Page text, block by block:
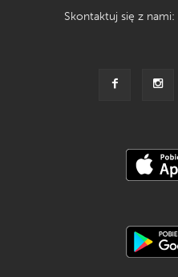
Skontaktuj się z nami: